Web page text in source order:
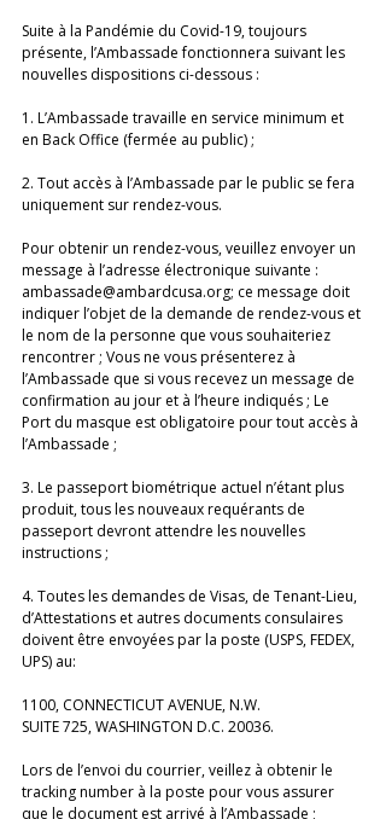
Suite à la Pandémie du Covid-19, toujours
présente, l’Ambassade fonctionnera suivant les
nouvelles dispositions ci-dessous :
1. L’Ambassade travaille en service minimum et
en Back Office (fermée au public) ;
2. Tout accès à l’Ambassade par le public se fera
uniquement sur rendez-vous.
Pour obtenir un rendez-vous, veuillez envoyer un
message à l’adresse électronique suivante :
ambassade@ambardcusa.org; ce message doit
indiquer l’objet de la demande de rendez-vous et
le nom de la personne que vous souhaiteriez
rencontrer ; Vous ne vous présenterez à
l’Ambassade que si vous recevez un message de
confirmation au jour et à l’heure indiqués ; Le
Port du masque est obligatoire pour tout accès à
l’Ambassade ;
3. Le passeport biométrique actuel n’étant plus
produit, tous les nouveaux requérants de
passeport devront attendre les nouvelles
instructions ;
4. Toutes les demandes de Visas, de Tenant-Lieu,
d’Attestations et autres documents consulaires
doivent être envoyées par la poste (USPS, FEDEX,
UPS) au:
1100, CONNECTICUT AVENUE, N.W.
SUITE 725, WASHINGTON D.C. 20036.
Lors de l’envoi du courrier, veillez à obtenir le
tracking number à la poste pour vous assurer
que le document est arrivé à l’Ambassade ;